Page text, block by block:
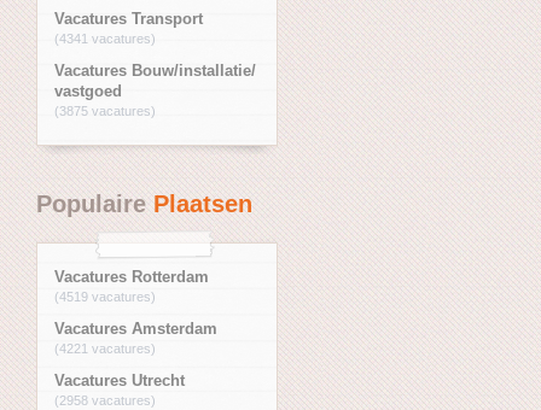
Vacatures Transport
(4341 vacatures)
Vacatures Bouw/installatie/
vastgoed
(3875 vacatures)
PopulairePlaatsen
Vacatures Rotterdam
(4519 vacatures)
Vacatures Amsterdam
(4221 vacatures)
Vacatures Utrecht
(2958 vacatures)